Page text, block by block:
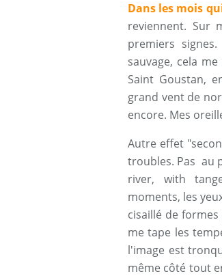
Dans les mois
reviennent. Sur
premiers
sauvage, cela
Saint Goustan,
grand vent de
encore. Mes
Autre effet
troubles. Pas au
river, with
moments, les
cisaillé de
me tape les
l'image est
même côté tout